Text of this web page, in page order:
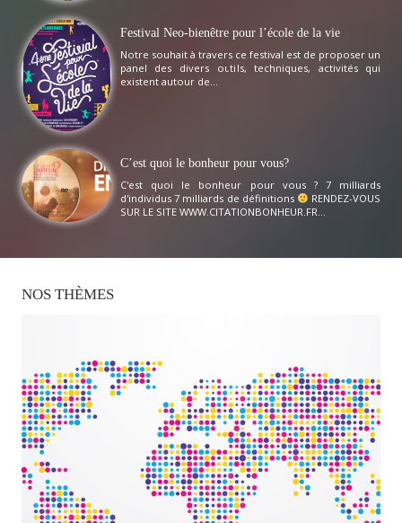
Festival Neo-bienêtre pour l’école de la vie
Notre souhait à travers ce festival est de proposer un
panel des divers outils, techniques, activités qui
existent autour de...
C’est quoi le bonheur pour vous?
C'est quoi le bonheur pour vous ? 7 milliards
d'individus 7 milliards de définitions
RENDEZ-VOUS
SUR LE SITE WWW.CITATIONBONHEUR.FR...
NOS THÈMES